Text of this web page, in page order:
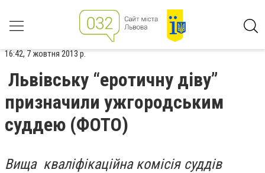
16:42, 7 жовтня 2013 р.
Львівську “еротичну діву”
призначили ужгородським
суддею (ФОТО)
Вища кваліфікаційна комісія суддів